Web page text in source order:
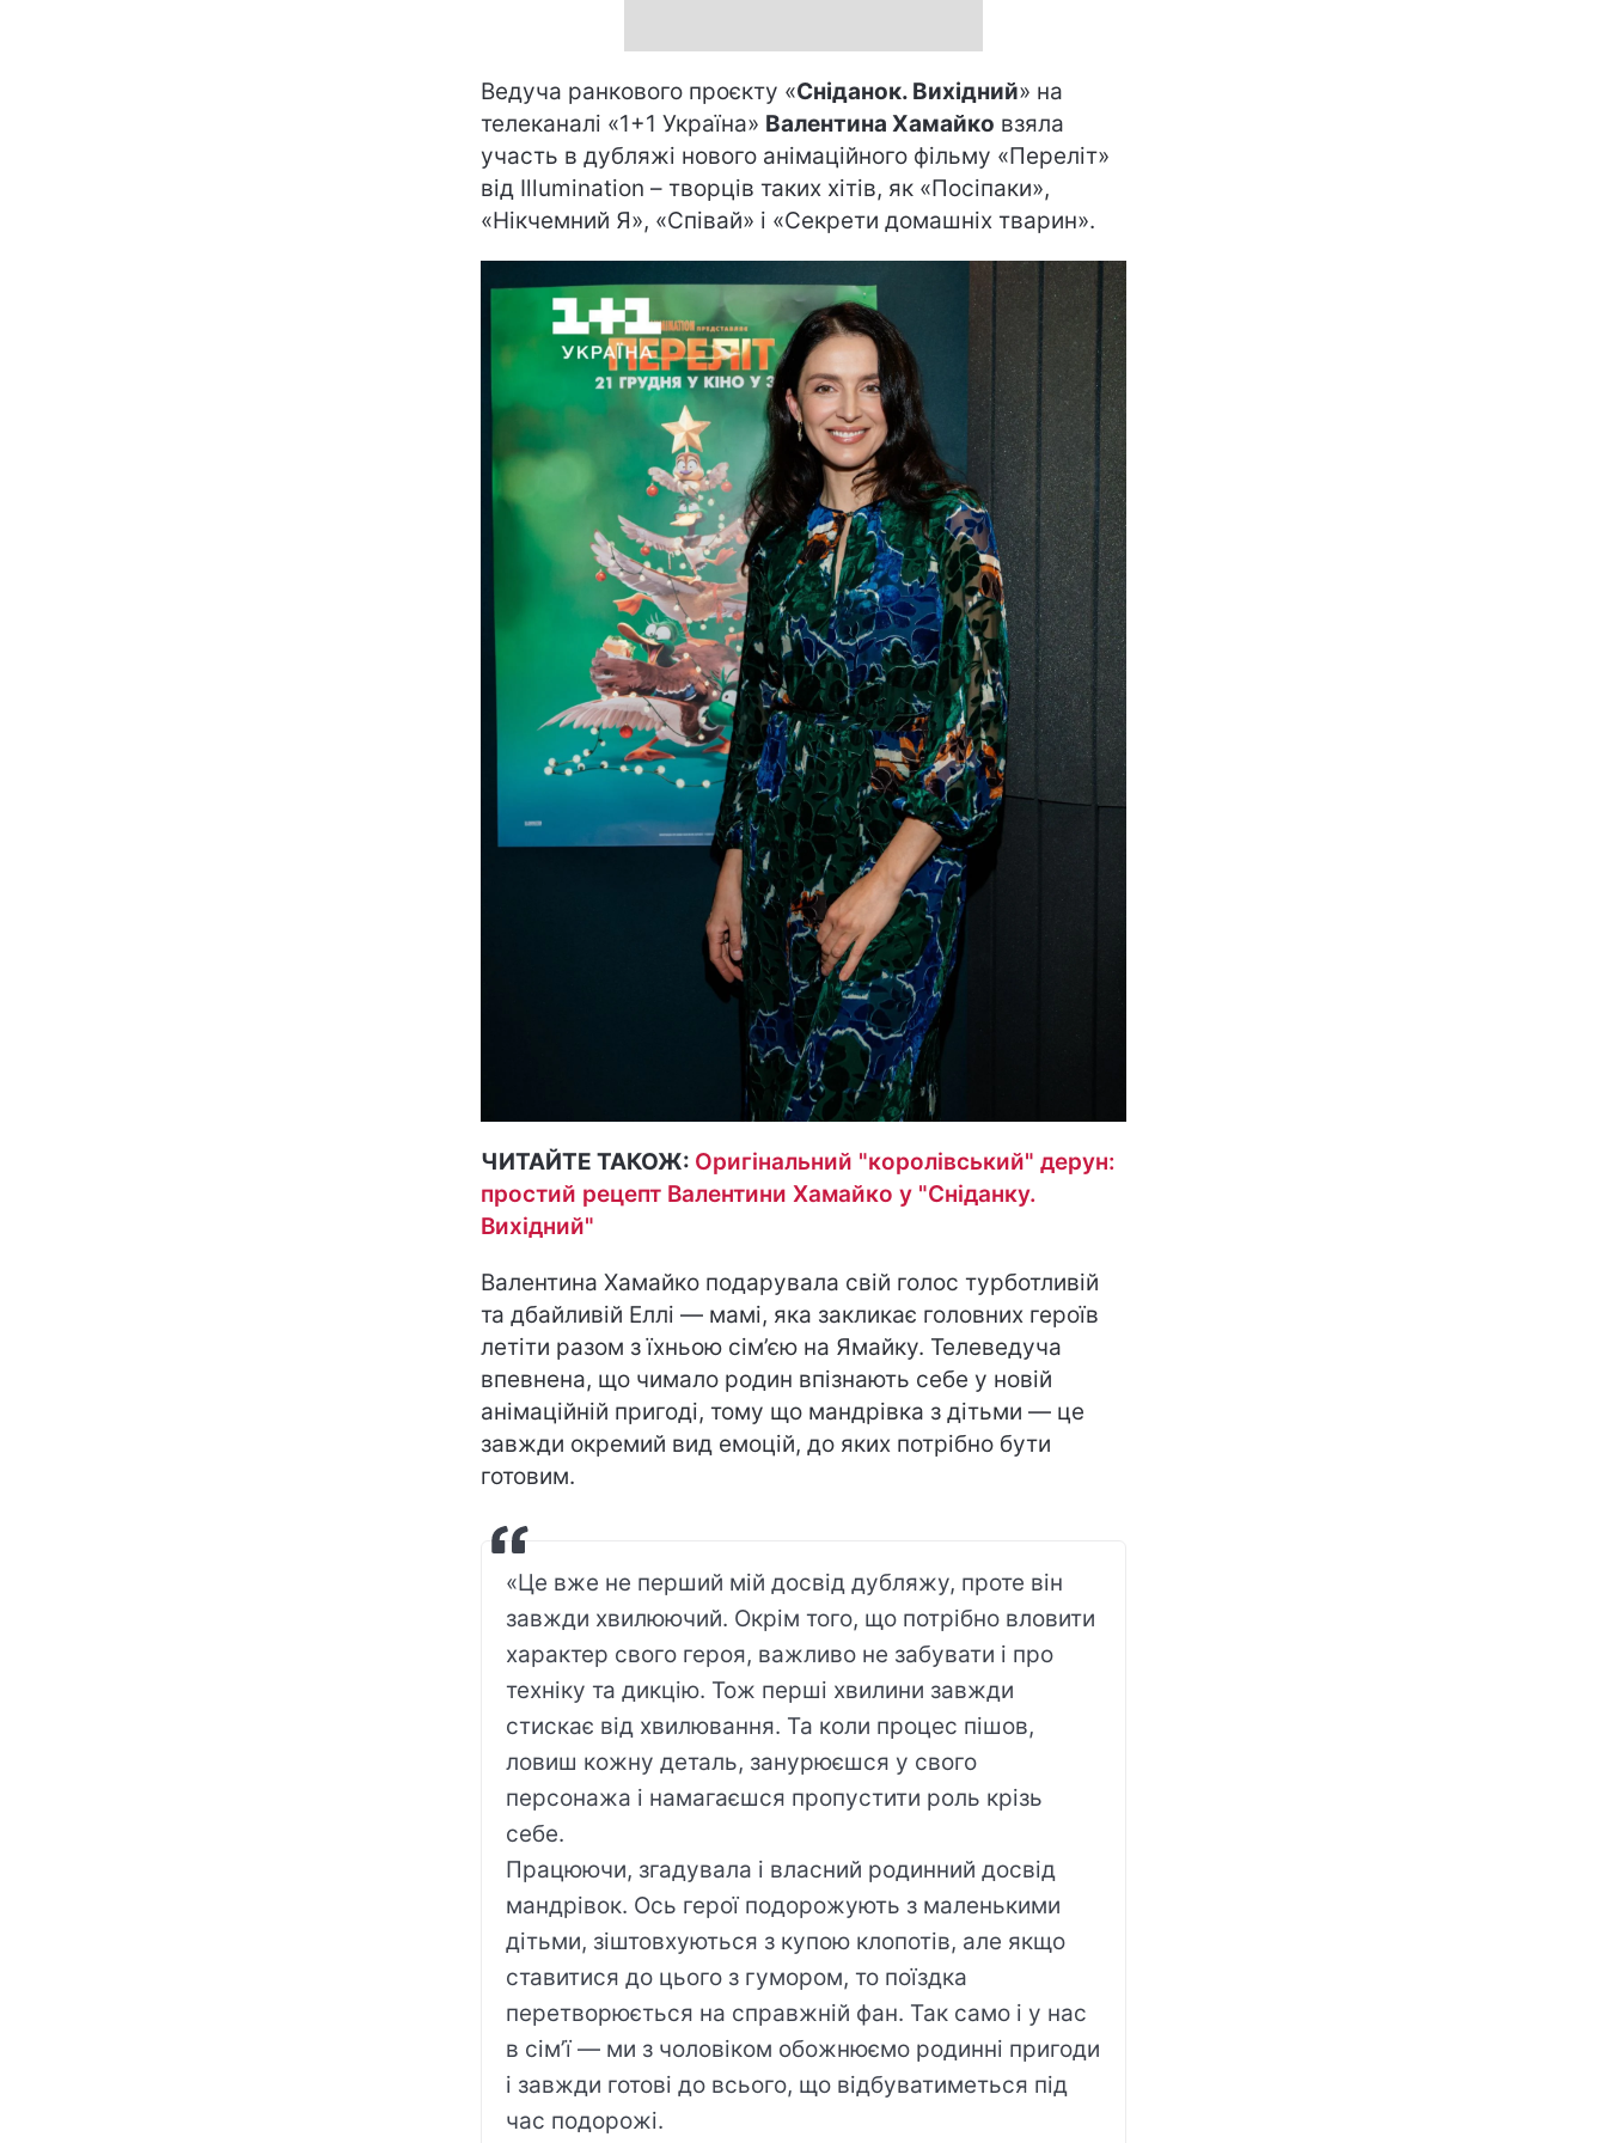
Ведуча ранкового проєкту «Сніданок. Вихідний» на
телеканалі «1+1 Україна» Валентина Хамайко взяла
участь в дубляжі нового анімаційного фільму «Переліт»
від Illumination – творців таких хітів, як «Посіпаки»,
«Нікчемний Я», «Співай» і «Секрети домашніх тварин».
ЧИТАЙТЕ ТАКОЖ: Оригінальний "королівський" дерун:
простий рецепт Валентини Хамайко у "Сніданку.
Вихідний"
Валентина Хамайко подарувала свій голос турботливій
та дбайливій Еллі — мамі, яка закликає головних героїв
летіти разом з їхньою сім’єю на Ямайку. Телеведуча
впевнена, що чимало родин впізнають себе у новій
анімаційній пригоді, тому що мандрівка з дітьми — це
завжди окремий вид емоцій, до яких потрібно бути
готовим.
«Це вже не перший мій досвід дубляжу, проте він
завжди хвилюючий. Окрім того, що потрібно вловити
характер свого героя, важливо не забувати і про
техніку та дикцію. Тож перші хвилини завжди
стискає від хвилювання. Та коли процес пішов,
ловиш кожну деталь, занурюєшся у свого
персонажа і намагаєшся пропустити роль крізь
себе.
Працюючи, згадувала і власний родинний досвід
мандрівок. Ось герої подорожують з маленькими
дітьми, зіштовхуються з купою клопотів, але якщо
ставитися до цього з гумором, то поїздка
перетворюється на справжній фан. Так само і у нас
в сім’ї — ми з чоловіком обожнюємо родинні пригоди
і завжди готові до всього, що відбуватиметься під
час подорожі.